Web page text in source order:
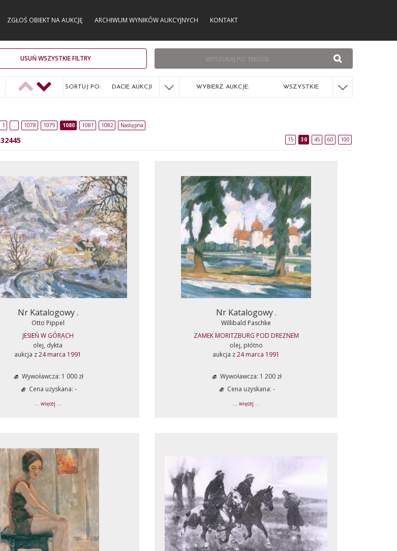
ZGŁOŚ OBIEKT NA AUKCJĘ ARCHIWUM WYNIKÓW AUKCYJNYCH KONTAKT
USUŃ WSZYSTKIE FILTRY
SORTUJ PO: DACIE AUKCJI WYBIERZ AUKCJE: WSZYSTKIE
1 … 1078 1079 1080 1081 1082 Następna
32445 15 30 45 60 100
Nr Katalogowy .
Otto Pippel
JESIEŃ W GÓRACH
olej, dykta
aukcja z24 marca 1991
Wywoławcza: 1 000 zł
Cena uzyskana: -
... więcej ...
Nr Katalogowy .
Willibald Paschke
ZAMEK MORITZBURG POD DREZNEM
olej, płótno
aukcja z24 marca 1991
Wywoławcza: 1 200 zł
Cena uzyskana: -
... więcej ...